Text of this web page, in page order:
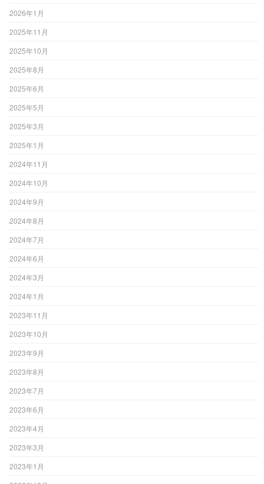
2026年1月
2025年11月
2025年10月
2025年8月
2025年6月
2025年5月
2025年3月
2025年1月
2024年11月
2024年10月
2024年9月
2024年8月
2024年7月
2024年6月
2024年3月
2024年1月
2023年11月
2023年10月
2023年9月
2023年8月
2023年7月
2023年6月
2023年4月
2023年3月
2023年1月